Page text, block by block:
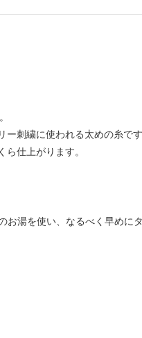
刺繍に使われる太めの糸です
仕上がります。
湯を使い、なるべく早めに